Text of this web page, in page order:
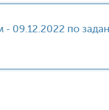
09.12.2022 по